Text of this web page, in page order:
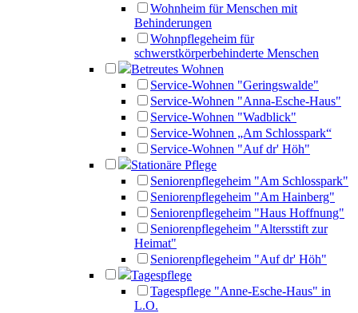
Wohnheim für Menschen mit
Behinderungen
Wohnpflegeheim für
schwerstkörperbehinderte Menschen
Betreutes Wohnen
Service-Wohnen "Geringswalde"
Service-Wohnen "Anna-Esche-Haus"
Service-Wohnen "Wadblick"
Service-Wohnen „Am Schlosspark“
Service-Wohnen "Auf dr' Höh"
Stationäre Pflege
Seniorenpflegeheim "Am Schlosspark"
Seniorenpflegeheim "Am Hainberg"
Seniorenpflegeheim "Haus Hoffnung"
Seniorenpflegeheim "Altersstift zur
Heimat"
Seniorenpflegeheim "Auf dr' Höh"
Tagespflege
Tagespflege "Anne-Esche-Haus" in
L.O.